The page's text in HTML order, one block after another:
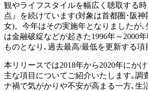
観やライフスタイルを幅広く聴取する
点』を続けています(対象は首都圏･阪神
女)。今年はその実施年となりましたが
は金融破綻などが起きた1996年～2000
ものとなり､過去最高/最低を更新する項
本リリースでは2018年から2020年にか
主な項目についてご紹介いたします｡調
ナ禍で気がかりや不安が高まる一方､生